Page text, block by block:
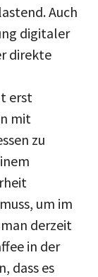
Auch
digitaler
direkte
erst
mit
zu
um im
derzeit
in der
dass es